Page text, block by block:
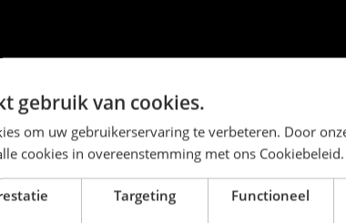
gebruik van cookies.
om uw gebruikerservaring te verbeteren. Door
cookies in overeenstemming met ons Cookiebeleid.
Targeting Functioneel